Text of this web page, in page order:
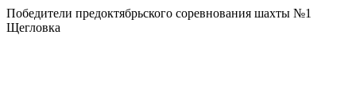
Победители предоктябрьского соревнования шахты №1
Щегловка